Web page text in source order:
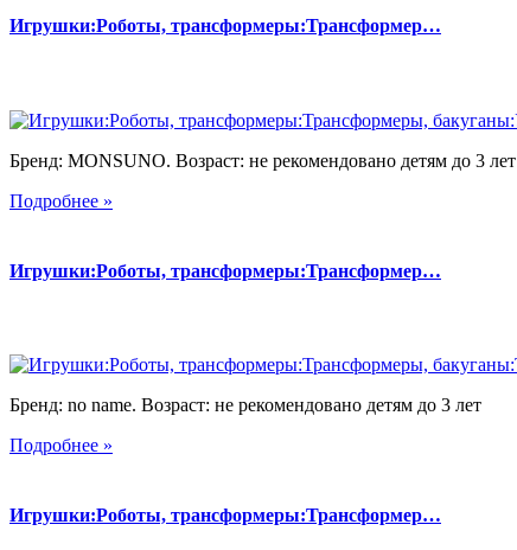
Игрушки:Роботы, трансформеры:Трансформер…
Бренд: MONSUNO. Возраст: не рекомендовано детям до 3 лет
Подробнее »
Игрушки:Роботы, трансформеры:Трансформер…
Бренд: no name. Возраст: не рекомендовано детям до 3 лет
Подробнее »
Игрушки:Роботы, трансформеры:Трансформер…